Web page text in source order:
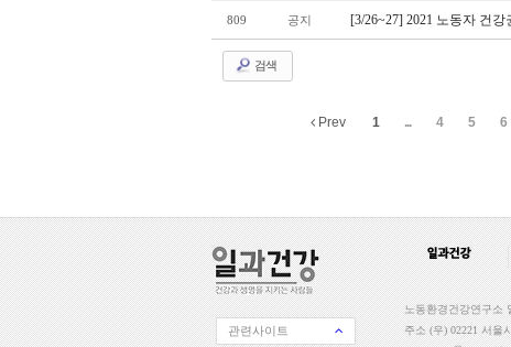
809 공지 [3/26~27] 2021 노동자 건강
검색
Prev 1 ... 4 5 6
관련사이트
노동환경건강연구소
주소 (우) 02221 서울